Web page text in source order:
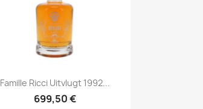
 Aperçu rapide
Famille Ricci Uitvlugt 1992...
699,50 €